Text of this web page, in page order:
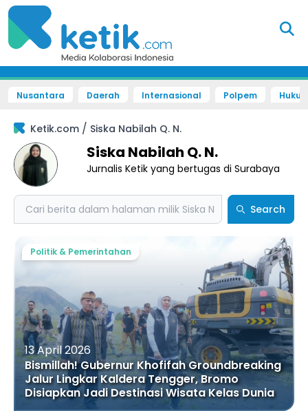
Nusantara Daerah Internasional Polpem
Ketik.com / Siska Nabilah Q. N.
Siska Nabilah Q. N.
Jurnalis Ketik yang bertugas di Surabaya
Search Search
13 April 2026
Bismillah! Gubernur Khofifah Groundbreaking
Jalur Lingkar Kaldera Tengger, Bromo
Disiapkan Jadi Destinasi Wisata Kelas Dunia
Politik & Pemerintahan